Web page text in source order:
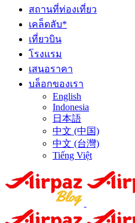
สถานที่ท่องเที่ยว
เคล็ดลับ*
เที่ยวบิน
โรงแรม
เสนอราคา
บล็อกของเรา
English
Indonesia
日本語
中文 (中国)
中文 (台灣)
Tiếng Việt